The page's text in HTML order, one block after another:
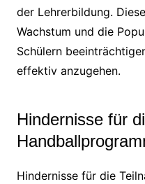
der Lehrerbildung.
Wachstum und die
Schülern
effektiv anzugehen.
Hindernisse für
Hindernisse für die